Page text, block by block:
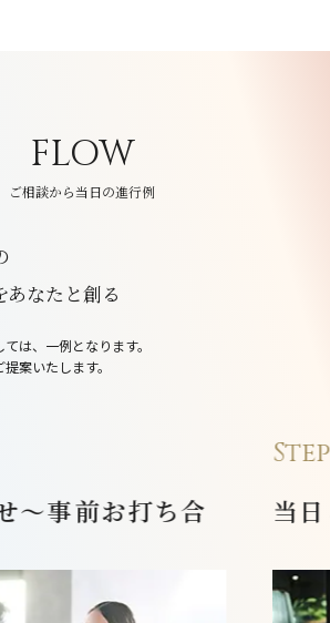
FLOW
ご相談から当日の進行例
あなたと創る
は、一例となります。
案いたします。
～事前お打ち合 当